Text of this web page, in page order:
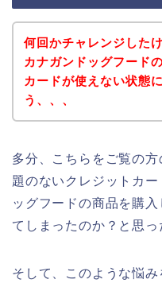
何回かチャレンジした
カナガンドッグフード
カードが使えない状態
う、、、
多分、こちらをご覧の
題のないクレジットカ
ッグフードの商品を購
てしまったのか？と思っ
そして、このような悩